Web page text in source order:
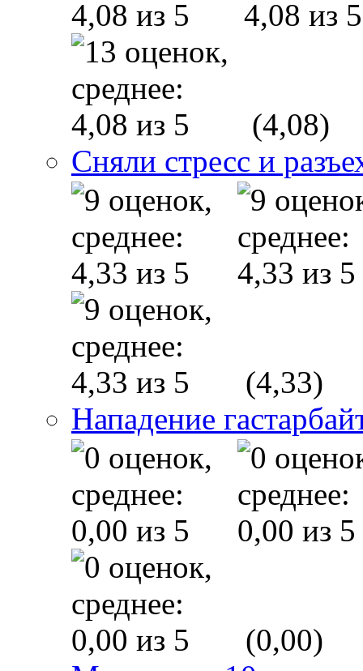
(4,08)
Сняли стресс и
(4,33)
Нападение
(0,00)